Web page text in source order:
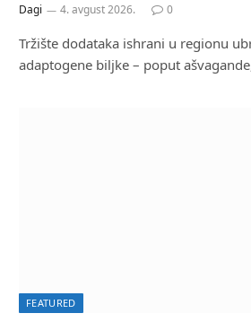
Dagi 4. avgust 2026. 0
Tržište dodataka ishrani u regionu
adaptogene biljke – poput
FEATURED